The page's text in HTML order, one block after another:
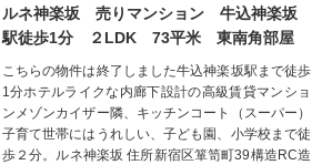
ルネ神楽坂 売りマンション 牛込神楽坂
駅徒歩1分 ２LDK 73平米 東南角部屋
こちらの物件は終了しました牛込神楽坂駅まで徒歩
1分ホテルライクな内廊下設計の高級賃貸マンショ
ンメゾンカイザー隣、キッチンコート（スーパー）
子育て世帯にはうれしい、子ども園、小学校まで徒
歩２分。ルネ神楽坂 住所新宿区箪笥町39構造RC造